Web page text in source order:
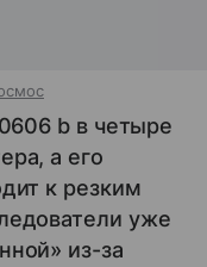
b в четыре
а его
к резким
уже
из-за